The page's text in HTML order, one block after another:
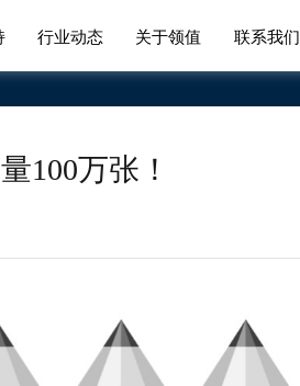
行业动态 关于领值 联系我们
100万张！